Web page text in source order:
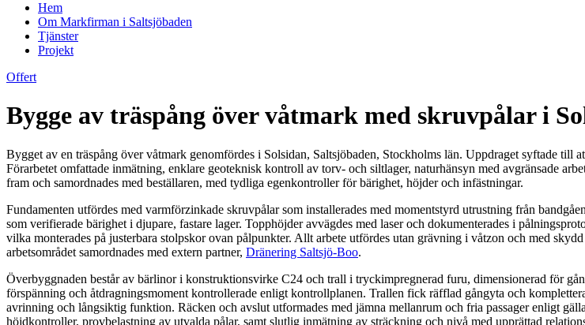
Hem
Om Markfirman i Saltsjöbaden
Tjänster
Projekt
Offert
Bygge av träspång över våtmark med skruvpålar i
Bygget av en träspång över våtmark genomfördes i Solsidan, Saltsjöbaden, Stockholms län. Uppdraget syftade till
Förarbetet omfattade inmätning, enklare geoteknisk kontroll av torv- och siltlager, naturhänsyn med avgränsade
fram och samordnades med beställaren, med tydliga egenkontroller för bärighet, höjder och infästningar.
Fundamenten utfördes med varmförzinkade skruvpålar som installerades med momentstyrd utrustning från
som verifierade bärighet i djupare, fastare lager. Topphöjder avvägdes med laser och dokumenterades i
vilka monterades på justerbara stolpskor ovan pålpunkter. Allt arbete utfördes utan grävning i våtzon och med
arbetsområdet samordnades med extern partner, Dränering Saltsjö-Boo.
Överbyggnaden består av bärlinor i konstruktionsvirke C24 och trall i tryckimpregnerad furu, dimensionerad för
förspänning och åtdragningsmoment kontrollerade enligt kontrollplanen. Trallen fick räfflad gångyta och
avrinning och långsiktig funktion. Räcken och avslut utformades med jämna mellanrum och fria passager enligt
höjdkontroller, provbelastning av utvalda pålar, samt slutlig inmätning av sträckning och nivå med upprättad